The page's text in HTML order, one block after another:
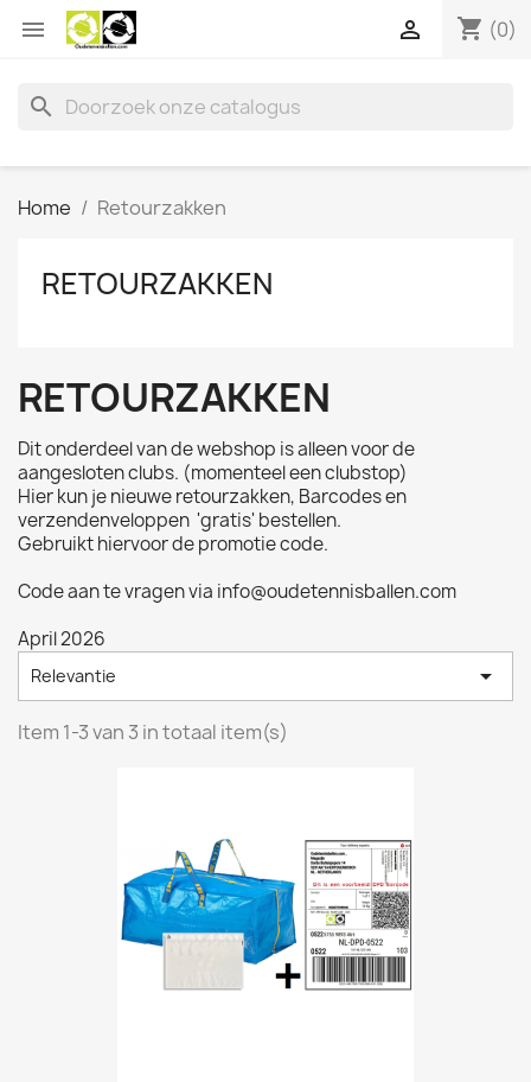
 shopping_cart (0)

search
Home Retourzakken
RETOURZAKKEN
RETOURZAKKEN
Dit onderdeel van de webshop is alleen voor de
aangesloten clubs. (momenteel een clubstop)
Hier kun je nieuwe retourzakken, Barcodes en
verzendenveloppen 'gratis' bestellen.
Gebruikt hiervoor de promotie code.
Code aan te vragen via info@oudetennisballen.com
April 2026
Relevantie 
Item 1-3 van 3 in totaal item(s)